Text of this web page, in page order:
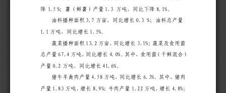
降 1. 5 %； 薯 （ 鲜薯 ） 产量 1. 3 万 吨， 同 比 下 降 8. 1%。
油料播种 面 积 3. 7 万 亩， 同 比增长 0. 3 %； 油料总产量
1. 1 万 吨， 同 比增长 1. 5%。
蔬菜播种 面 积 1 3. 2 万 亩， 同 比增长 3. 1%；蔬菜及食用 菌
总产量 67. 4 万 吨，同 比增长 4. 0%。其中 ，食用 菌（ 干鲜混合）
产量 0. 2 万 吨， 同 比增长 41. 6%。
猪牛羊禽肉产量 4. 58 万 吨，同 比增长 6. 3%。其中 ，猪肉
产量 1. 83 万 吨，增长 8. 9%；牛肉产量 1. 22 万 吨，增长 4. 8%；